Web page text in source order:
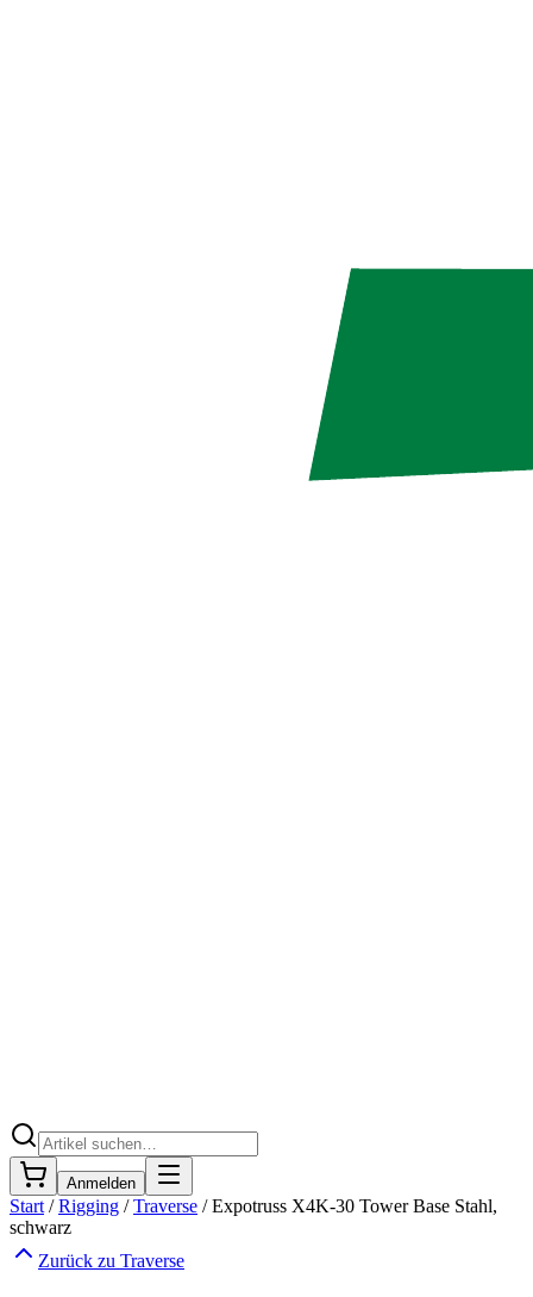
Anmelden
Start /Rigging /Traverse /Expotruss X4K-30 Tower Base Stahl,
schwarz
Zurück zu Traverse